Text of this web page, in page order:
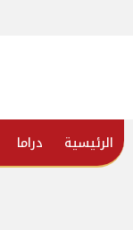
الرئيسية دراما